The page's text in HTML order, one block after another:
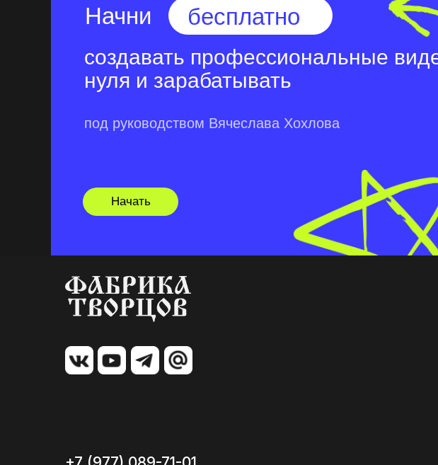
под руководством Вячеслава Хохлова
создавать профессиональные
нуля и зарабатывать
Начни бесплатно
Начать